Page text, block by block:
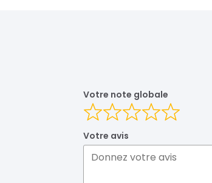
Votre note globale
Votre avis